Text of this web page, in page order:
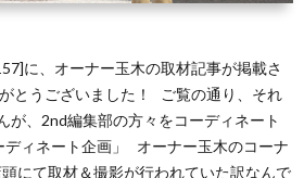
に、オーナー玉木の取材記事が掲載さ
とうございました！ ご覧の通り、それ
が、2nd編集部の方々をコーディネート
ディネート企画」 オーナー玉木のコーナ
にて取材＆撮影が行われていた訳なんで